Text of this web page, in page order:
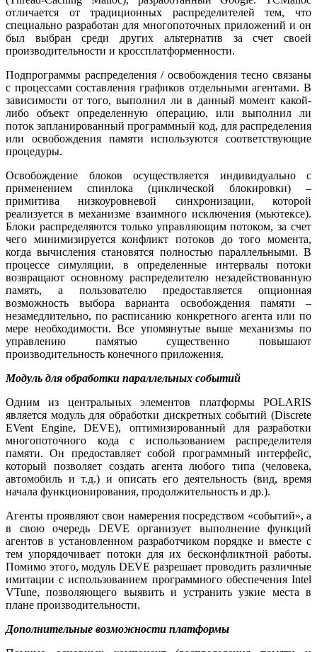
отличается от традиционных распределителей тем, что
специально разработан для многопоточных приложений и он
был выбран среди других альтернатив за счет своей
производительности и кроссплатформенности.
Подпрограммы распределения / освобождения тесно связаны
с процессами составления графиков отдельными агентами. В
зависимости от того, выполнил ли в данный момент какой-
либо объект определенную операцию, или выполнил ли
поток запланированный программный код, для распределения
или освобождения памяти используются соответствующие
процедуры.
Освобождение блоков осуществляется индивидуально с
применением спинлока (циклической блокировки) –
примитива низкоуровневой синхронизации, которой
реализуется в механизме взаимного исключения (мьютексе).
Блоки распределяются только управляющим потоком, за счет
чего минимизируется конфликт потоков до того момента,
когда вычисления становятся полностью параллельными. В
процессе симуляции, в определенные интервалы потоки
возвращают основному распределителю незадействованную
память, а пользователю предоставляется опционная
возможность выбора варианта освобождения памяти –
незамедлительно, по расписанию конкретного агента или по
мере необходимости. Все упомянутые выше механизмы по
управлению памятью существенно повышают
производительность конечного приложения.
Модуль для обработки параллельных событий
Одним из центральных элементов платформы POLARIS
является модуль для обработки дискретных событий (Discrete
EVent Engine, DEVE), оптимизированный для разработки
многопоточного кода с использованием распределителя
памяти. Он предоставляет собой программный интерфейс,
который позволяет создать агента любого типа (человека,
автомобиль и т.д.) и описать его деятельность (вид, время
начала функционирования, продолжительность и др.).
Агенты проявляют свои намерения посредством «событий», а
в свою очередь DEVE организует выполнение функций
агентов в установленном разработчиком порядке и вместе с
тем упорядочивает потоки для их бесконфликтной работы.
Помимо этого, модуль DEVE разрешает проводить различные
имитации с использованием программного обеспечения Intel
VTune, позволяющего выявить и устранить узкие места в
плане производительности.
Дополнительные возможности платформы